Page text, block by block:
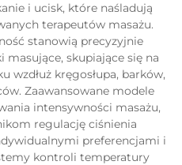
i ucisk, które naśladują
terapeutów masażu.
stanowią precyzyjnie
masujące, skupiające się na
wzdłuż kręgosłupa, barków,
Zaawansowane modele
intensywności masażu,
regulację ciśnienia
preferencjami i
kontroli temperatury